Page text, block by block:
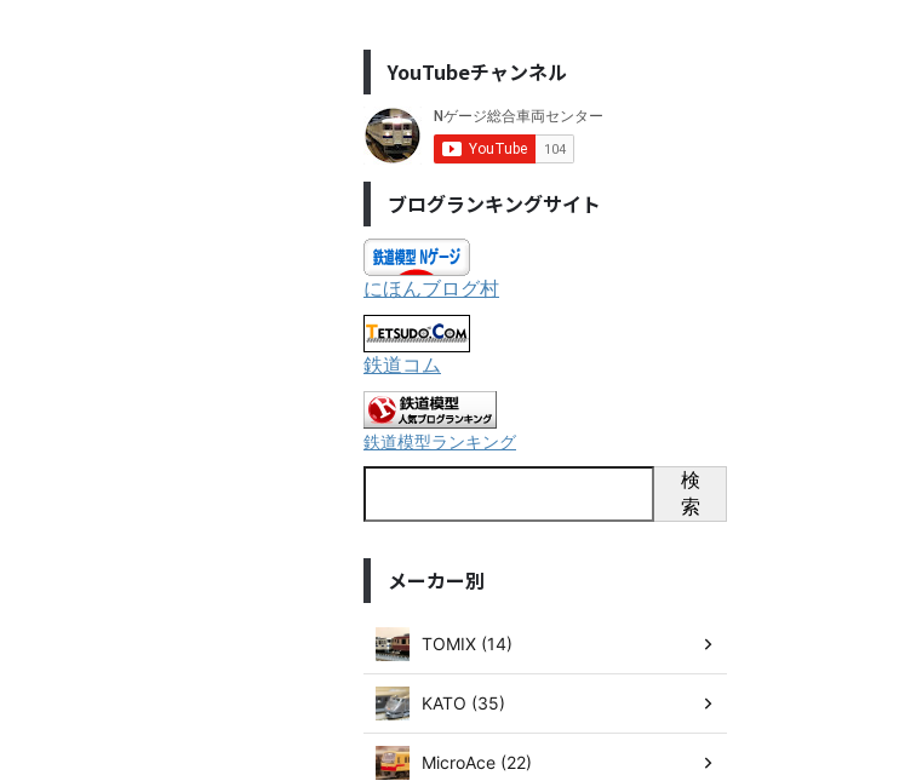
YouTubeチャンネル
ブログランキングサイト
にほんブログ村
鉄道コム
鉄道模型ランキング
検
索
メーカー別
TOMIX (14)
KATO (35)
MicroAce (22)